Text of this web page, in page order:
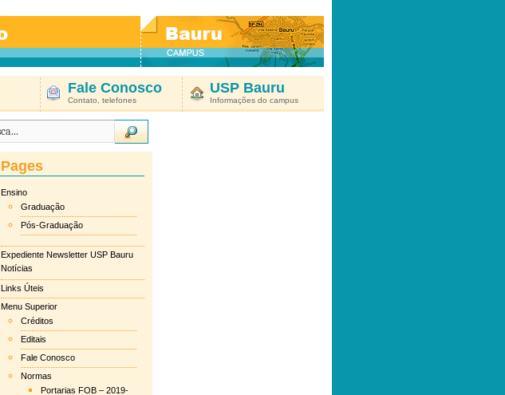
Fale Conosco
Contato, telefones
USP Bauru
Informações do campus
Pages
Ensino
Graduação
Pós-Graduação
Expediente Newsletter USP Bauru
Notícias
Links Úteis
Menu Superior
Créditos
Editais
Fale Conosco
Normas
Portarias FOB – 2019-